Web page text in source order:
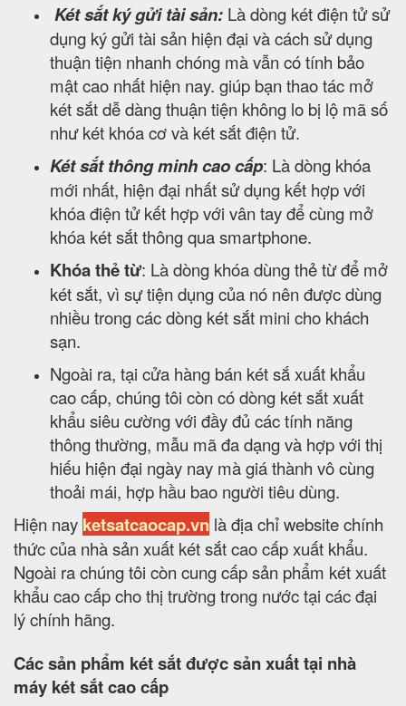
Két sắt ký gửi tài sản: Là dòng két điện tử sử
dụng ký gửi tài sản hiện đại và cách sử dụng
thuận tiện nhanh chóng mà vẫn có tính bảo
mật cao nhất hiện nay. giúp bạn thao tác mở
két sắt dễ dàng thuận tiện không lo bị lộ mã số
như két khóa cơ và két sắt điện tử.
Két sắt thông minh cao cấp: Là dòng khóa
mới nhất, hiện đại nhất sử dụng kết hợp với
khóa điện tử kết hợp với vân tay để cùng mở
khóa két sắt thông qua smartphone.
Khóa thẻ từ: Là dòng khóa dùng thẻ từ để mở
két sắt, vì sự tiện dụng của nó nên được dùng
nhiều trong các dòng két sắt mini cho khách
sạn.
Ngoài ra, tại cửa hàng bán két sắ xuất khẩu
cao cấp, chúng tôi còn có dòng két sắt xuất
khẩu siêu cường với đầy đủ các tính năng
thông thường, mẫu mã đa dạng và hợp với thị
hiếu hiện đại ngày nay mà giá thành vô cùng
thoải mái, hợp hầu bao người tiêu dùng.
Hiện nay ketsatcaocap.vn là địa chỉ website chính
thức của nhà sản xuất két sắt cao cấp xuất khẩu.
Ngoài ra chúng tôi còn cung cấp sản phẩm két xuất
khẩu cao cấp cho thị trường trong nước tại các đại
lý chính hãng.
Các sản phẩm két sắt được sản xuất tại nhà
máy két sắt cao cấp